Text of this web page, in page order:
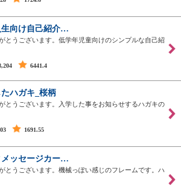
生向け自己紹介…
とうございます。低学年児童向けのシンプルな自己紹
6441.4
ハガキ_桜柄
とうございます。入学した事をお知らせするハガキの
1691.55
メッセージカー…
とうございます。機械っぽい感じのフレームです。ハ